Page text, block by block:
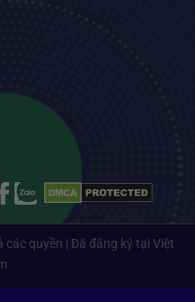
các quyền | Đã đăng ký tại Việt